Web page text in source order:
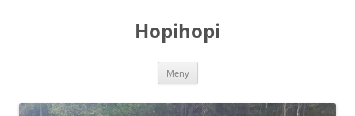
Hopihopi
Meny